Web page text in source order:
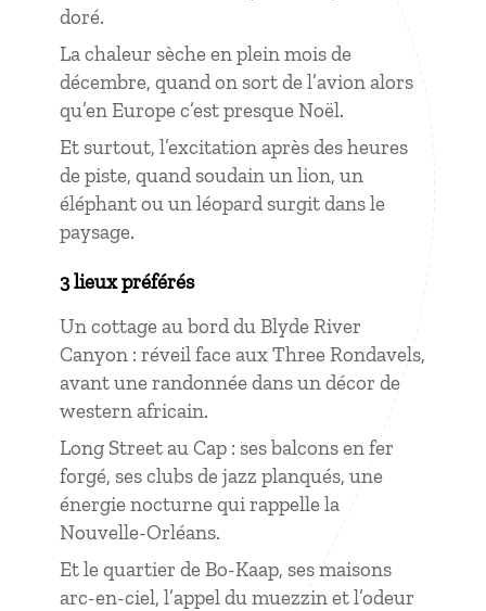
doré.
La chaleur sèche en plein mois de
décembre, quand on sort de l’avion alors
qu’en Europe c’est presque Noël.
Et surtout, l’excitation après des heures
de piste, quand soudain un lion, un
éléphant ou un léopard surgit dans le
paysage.
3 lieux préférés
Un cottage au bord du Blyde River
Canyon : réveil face aux Three Rondavels,
avant une randonnée dans un décor de
western africain.
Long Street au Cap : ses balcons en fer
forgé, ses clubs de jazz planqués, une
énergie nocturne qui rappelle la
Nouvelle-Orléans.
Et le quartier de Bo-Kaap, ses maisons
arc-en-ciel, l’appel du muezzin et l’odeur